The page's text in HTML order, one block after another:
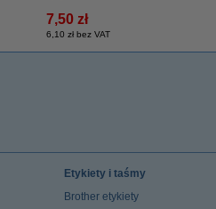
7,50 zł
6,10 zł bez VAT
Etykiety i taśmy
Brother etykiety